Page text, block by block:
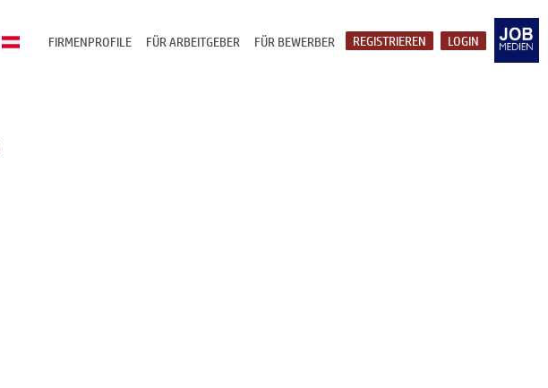
LOGIN
REGISTRIEREN
FÜR BEWERBER
FÜR ARBEITGEBER
FIRMENPROFILE